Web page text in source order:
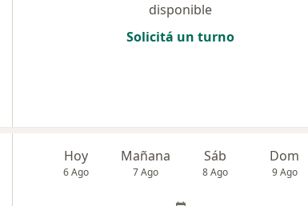
disponible
Solicitá un turno
Hoy
6 Ago
Mañana
7 Ago
Sáb
8 Ago
Dom
9 Ago